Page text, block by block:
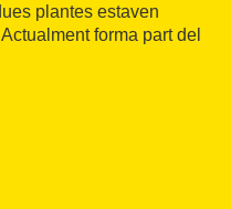
plantes estaven
forma part del